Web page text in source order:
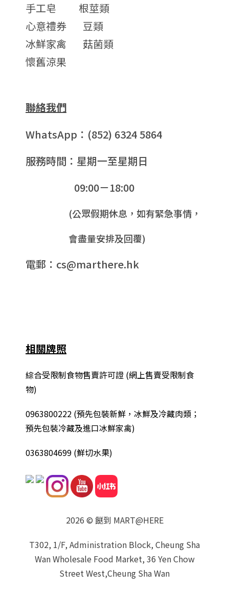
手工皂
根莖類
心意禮券
豆類
冰鮮家禽
菇菌類
懷舊涼果
聯絡我們
WhatsApp：(852) 6324 5864
服務時間：星期一至星期日
09:00－18:00
(公眾假期休息，如有緊急事情，
會盡量安排及回覆)
電郵：cs@marthere.hk
相關牌照
綜合受限制食物售賣許可證 (網上售賣受限制食
物)
0963800222 (預先包裝新鮮，冰鮮及冷藏肉類；
預先包裝冷藏及進口冰鮮家禽)
0363804699 (鮮切水果)
2026 © 餸到 MART@HERE
T302, 1/F, Administration Block, Cheung Sha
Wan Wholesale Food Market, 36 Yen Chow
Street West,Cheung Sha Wan